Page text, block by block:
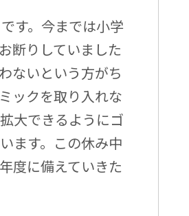
す。今までは小学
断りしていました
ないという方がち
ックを取り入れな
大できるようにゴ
ます。この休み中
度に備えていきた